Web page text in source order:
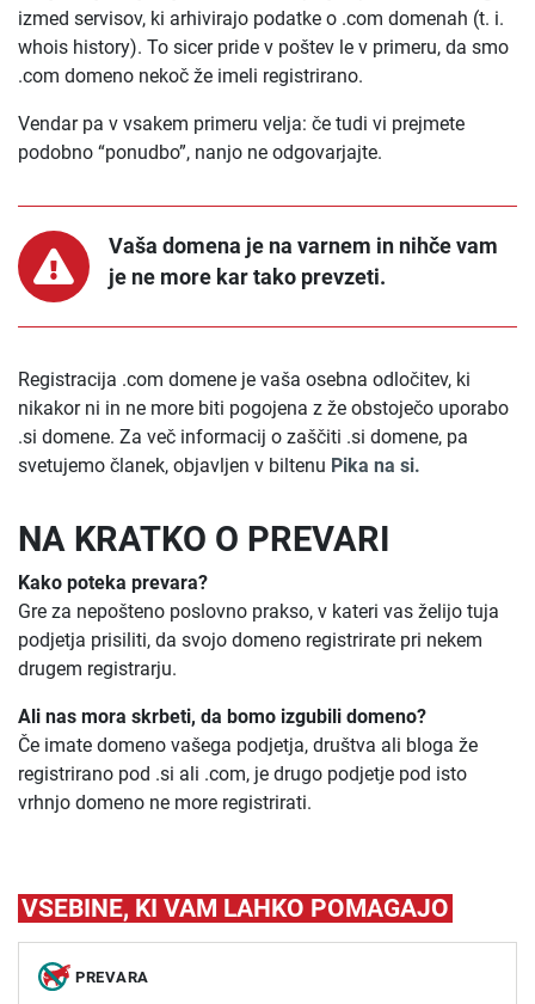
izmed servisov, ki arhivirajo podatke o .com domenah (t. i.
whois history). To sicer pride v poštev le v primeru, da smo
.com domeno nekoč že imeli registrirano.
Vendar pa v vsakem primeru velja: če tudi vi prejmete
podobno “ponudbo”, nanjo ne odgovarjajte.
Vaša domena je na varnem in nihče vam
je ne more kar tako prevzeti.
Registracija .com domene je vaša osebna odločitev, ki
nikakor ni in ne more biti pogojena z že obstoječo uporabo
.si domene. Za več informacij o zaščiti .si domene, pa
svetujemo članek, objavljen v biltenu Pika na si.
NA KRATKO O PREVARI
Kako poteka prevara?
Gre za nepošteno poslovno prakso, v kateri vas želijo tuja
podjetja prisiliti, da svojo domeno registrirate pri nekem
drugem registrarju.
Ali nas mora skrbeti, da bomo izgubili domeno?
Če imate domeno vašega podjetja, društva ali bloga že
registrirano pod .si ali .com, je drugo podjetje pod isto
vrhnjo domeno ne more registrirati.
VSEBINE, KI VAM LAHKO POMAGAJO
PREVARA